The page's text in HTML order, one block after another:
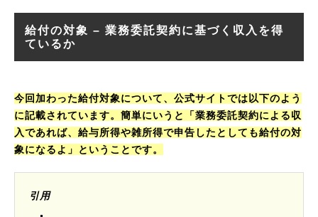
給付の対象 – 業務委託契約に基づく収入を得
ているか
今回加わった給付対象について、公式サイトでは以下のよう
に記載されています。簡単にいうと「業務委託契約による収
入であれば、給与所得や雑所得で申告したとしても給付の対
象になるよ」ということです。
引用